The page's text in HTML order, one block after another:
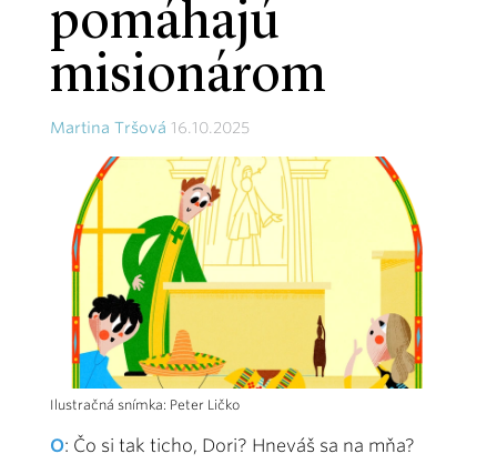
pomáhajú
misionárom
Martina Tršová 16.10.2025
Ilustračná snímka: Peter Ličko
O: Čo si tak ticho, Dori? Hneváš sa na mňa?